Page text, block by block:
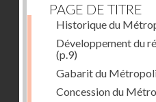
PAGE DE TITRE
Historique du
Développement du
(p.9)
Gabarit du
Concession du